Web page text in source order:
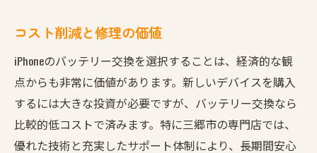
コスト削減と修理の価値
iPhoneのバッテリー交換を選択することは、経済的な観
点からも非常に価値があります。新しいデバイスを購入
するには大きな投資が必要ですが、バッテリー交換なら
比較的低コストで済みます。特に三郷市の専門店では、
優れた技術と充実したサポート体制により、長期間安心